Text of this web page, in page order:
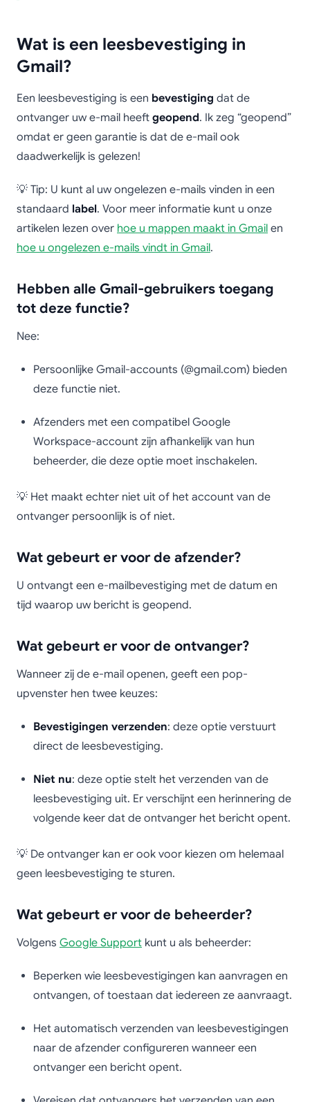
Wat is een leesbevestiging in
Gmail?
Een leesbevestiging is een bevestiging dat de
ontvanger uw e-mail heeft geopend. Ik zeg “geopend”
omdat er geen garantie is dat de e-mail ook
daadwerkelijk is gelezen!
💡 Tip: U kunt al uw ongelezen e-mails vinden in een
standaard label. Voor meer informatie kunt u onze
artikelen lezen over hoe u mappen maakt in Gmail en
hoe u ongelezen e-mails vindt in Gmail.
Hebben alle Gmail-gebruikers toegang
tot deze functie?
Nee:
Persoonlijke Gmail-accounts (@gmail.com) bieden
deze functie niet.
Afzenders met een compatibel Google
Workspace-account zijn afhankelijk van hun
beheerder, die deze optie moet inschakelen.
💡 Het maakt echter niet uit of het account van de
ontvanger persoonlijk is of niet.
Wat gebeurt er voor de afzender?
U ontvangt een e-mailbevestiging met de datum en
tijd waarop uw bericht is geopend.
Wat gebeurt er voor de ontvanger?
Wanneer zij de e-mail openen, geeft een pop-
upvenster hen twee keuzes:
Bevestigingen verzenden: deze optie verstuurt
direct de leesbevestiging.
Niet nu: deze optie stelt het verzenden van de
leesbevestiging uit. Er verschijnt een herinnering de
volgende keer dat de ontvanger het bericht opent.
💡 De ontvanger kan er ook voor kiezen om helemaal
geen leesbevestiging te sturen.
Wat gebeurt er voor de beheerder?
Volgens Google Support kunt u als beheerder:
Beperken wie leesbevestigingen kan aanvragen en
ontvangen, of toestaan dat iedereen ze aanvraagt.
Het automatisch verzenden van leesbevestigingen
naar de afzender configureren wanneer een
ontvanger een bericht opent.